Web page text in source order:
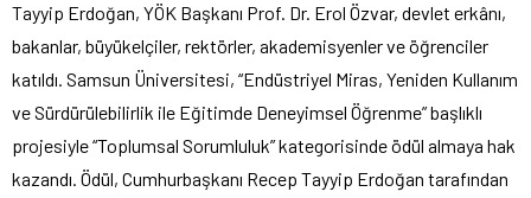
Tayyip Erdoğan, YÖK Başkanı Prof. Dr. Erol Özvar, devlet erkânı,
bakanlar, büyükelçiler, rektörler, akademisyenler ve öğrenciler
katıldı. Samsun Üniversitesi, “Endüstriyel Miras, Yeniden Kullanım
ve Sürdürülebilirlik ile Eğitimde Deneyimsel Öğrenme” başlıklı
projesiyle “Toplumsal Sorumluluk” kategorisinde ödül almaya hak
kazandı. Ödül, Cumhurbaşkanı Recep Tayyip Erdoğan tarafından